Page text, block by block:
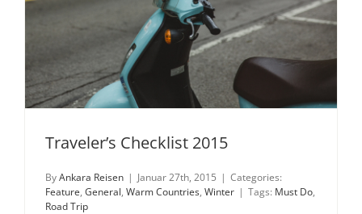
Traveler’s Checklist 2015
ByAnkara Reisen | Januar 27th, 2015 | Categories:
Feature, General, Warm Countries, Winter | Tags: Must Do,
Road Trip